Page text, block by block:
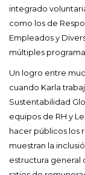
integrado
como los de
Empleados y
múltiples
Un logro entre
cuando Karla
Sustentabilidad
equipos de RH y
hacer públicos los
muestran la
estructura general